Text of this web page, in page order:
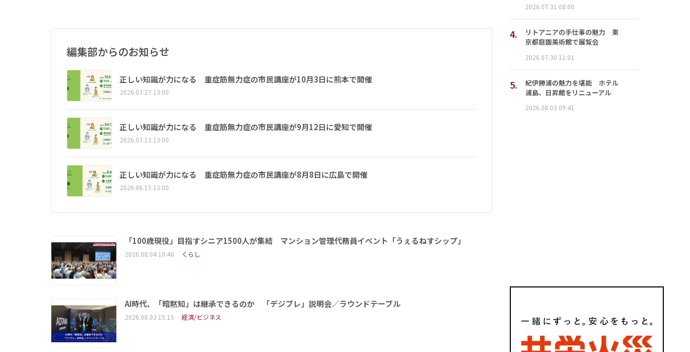
編集部からのお知らせ
正しい知識が力になる 重症筋無力症の市民講座が10月3日に熊本で開催
2026.07.27 13:00
正しい知識が力になる 重症筋無力症の市民講座が9月12日に愛知で開催
2026.07.13 13:00
正しい知識が力になる 重症筋無力症の市民講座が8月8日に広島で開催
2026.06.15 13:00
「100歳現役」目指すシニア1500人が集結 マンション管理代務員イベント「うぇるねすシップ」
2026.08.04 10:48 くらし
AI時代、「暗黙知」は継承できるのか 「デジブレ」説明会／ラウンドテーブル
2026.08.03 15:15 経済/ビジネス
2026.07.31 08:00
4.
リトアニアの手仕事の魅力 東
京都庭園美術館で展覧会
2026.07.30 11:01
5.
紀伊勝浦の魅力を堪能 ホテル
浦島、日昇館をリニューアル
2026.08.03 09:41